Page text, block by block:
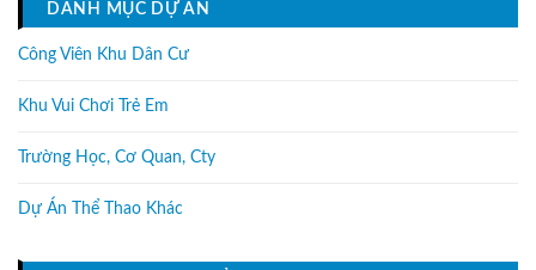
DANH MỤC DỰ ÁN
Công Viên Khu Dân Cư
Khu Vui Chơi Trẻ Em
Trường Học, Cơ Quan, Cty
Dự Án Thể Thao Khác